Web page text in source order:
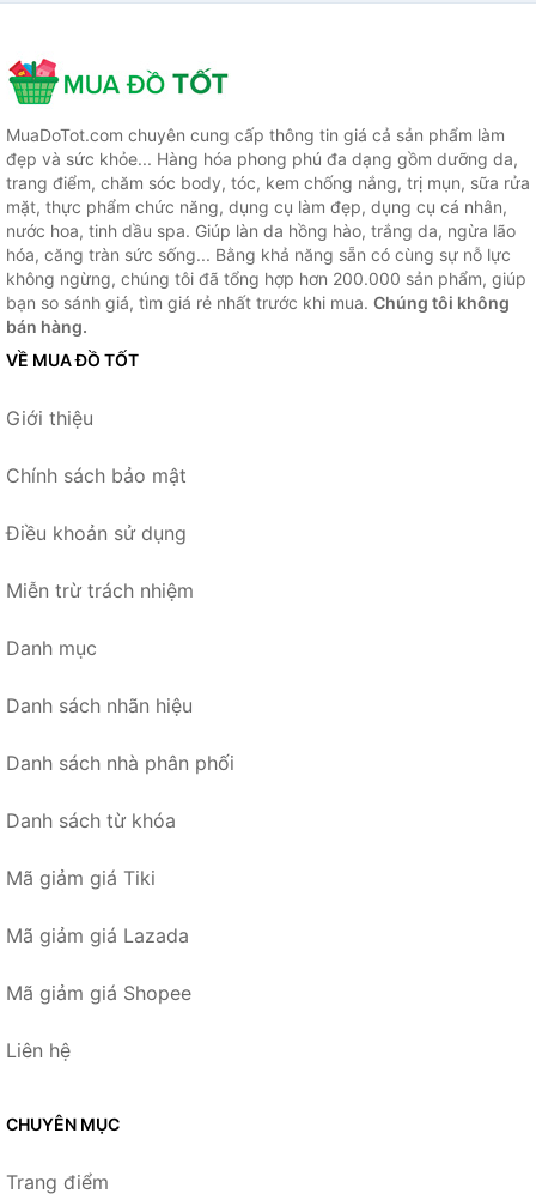
MuaDoTot.com chuyên cung cấp thông tin giá cả sản phẩm làm
đẹp và sức khỏe... Hàng hóa phong phú đa dạng gồm dưỡng da,
trang điểm, chăm sóc body, tóc, kem chống nắng, trị mụn, sữa rửa
mặt, thực phẩm chức năng, dụng cụ làm đẹp, dụng cụ cá nhân,
nước hoa, tinh dầu spa. Giúp làn da hồng hào, trắng da, ngừa lão
hóa, căng tràn sức sống... Bằng khả năng sẵn có cùng sự nỗ lực
không ngừng, chúng tôi đã tổng hợp hơn 200.000 sản phẩm, giúp
bạn so sánh giá, tìm giá rẻ nhất trước khi mua. Chúng tôi không
bán hàng.
VỀ MUA ĐỒ TỐT
Giới thiệu
Chính sách bảo mật
Điều khoản sử dụng
Miễn trừ trách nhiệm
Danh mục
Danh sách nhãn hiệu
Danh sách nhà phân phối
Danh sách từ khóa
Mã giảm giá Tiki
Mã giảm giá Lazada
Mã giảm giá Shopee
Liên hệ
CHUYÊN MỤC
Trang điểm